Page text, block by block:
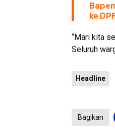
ke
“Mari kita
Seluruh
Headline
Bagikan